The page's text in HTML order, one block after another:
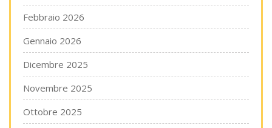
Febbraio 2026
Gennaio 2026
Dicembre 2025
Novembre 2025
Ottobre 2025